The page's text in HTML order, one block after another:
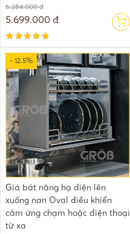
6.284.000 đ
5.699.000 đ
- 12.5%
Giá bát nâng hạ điện lên
xuống nan Oval điều khiển
cảm ứng chạm hoặc điện thoại
từ xa